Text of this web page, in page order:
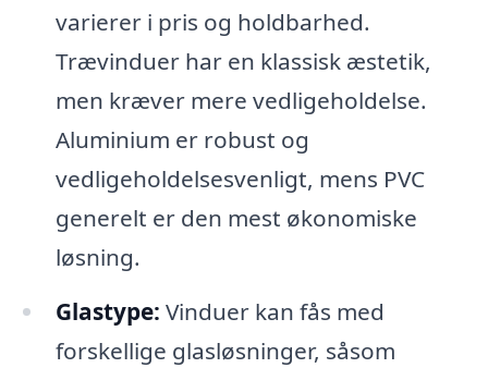
varierer i pris og holdbarhed.
Trævinduer har en klassisk æstetik,
men kræver mere vedligeholdelse.
Aluminium er robust og
vedligeholdelsesvenligt, mens PVC
generelt er den mest økonomiske
løsning.
Glastype: Vinduer kan fås med
forskellige glasløsninger, såsom